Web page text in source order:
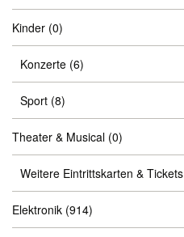
Kinder (0)
Konzerte (6)
Sport (8)
Theater & Musical (0)
Weitere Eintrittskarten & Tickets
Elektronik (914)